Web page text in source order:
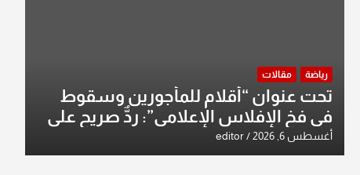
رياضة مقالات
تحت عنوان “أقلام للمأجورين وسقوط
في فخ الإفلاس الإعلامي”: ردٌّ صريح على
افتراءات سمير الشكرجي
أغسطس 6, 2026 editor